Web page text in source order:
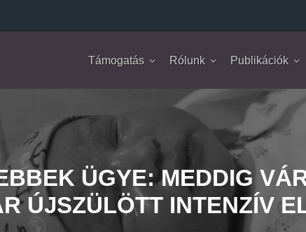
Támogatás Rólunk Publikációk
ÜGYE: MEDDIG
ÚJSZÜLÖTT INTENZÍV